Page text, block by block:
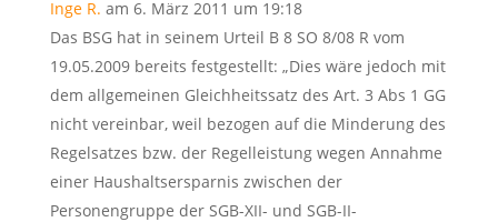
Inge R. am 6. März 2011 um 19:18
Das BSG hat in seinem Urteil B 8 SO 8/08 R vom
19.05.2009 bereits festgestellt: „Dies wäre jedoch mit
dem allgemeinen Gleichheitssatz des Art. 3 Abs 1 GG
nicht vereinbar, weil bezogen auf die Minderung des
Regelsatzes bzw. der Regelleistung wegen Annahme
einer Haushaltsersparnis zwischen der
Personengruppe der SGB-XII- und SGB-II-